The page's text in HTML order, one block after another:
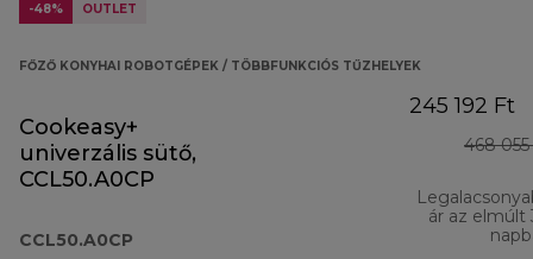
-48% OUTLET
FŐZŐ KONYHAI ROBOTGÉPEK / TÖBBFUNKCIÓS TŰZHELYEK
Cookeasy+
univerzális sütő,
CCL50.A0CP
CCL50.A0CP
245 192 Ft
468
ár az elmúlt